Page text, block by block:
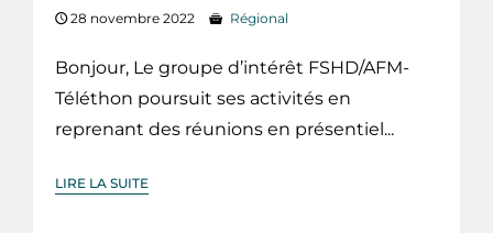
28 novembre 2022 Régional
Bonjour, Le groupe d’intérêt FSHD/AFM-
Téléthon poursuit ses activités en
reprenant des réunions en présentiel...
LIRE LA SUITE